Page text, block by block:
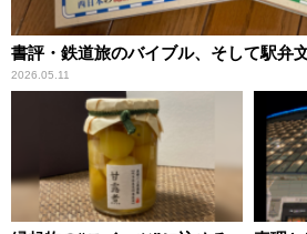
書評・鉄道旅のバイブル、そして駅弁
2026.05.11